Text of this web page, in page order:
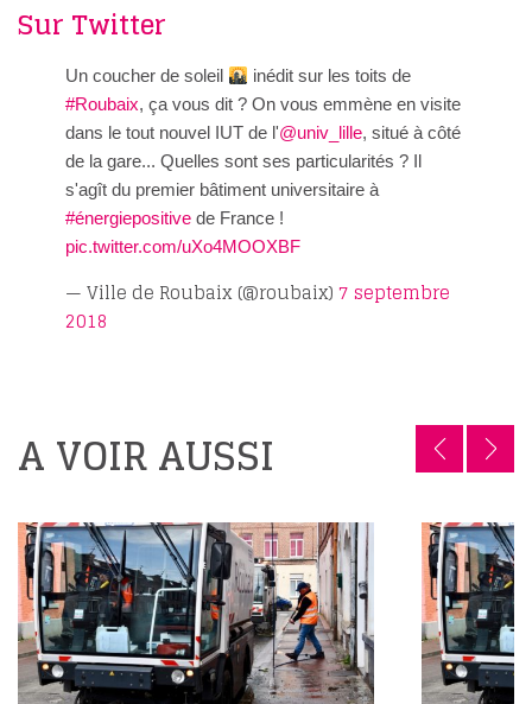
Sur Twitter
Un coucher de soleil
inédit sur les toits de
#Roubaix, ça vous dit ? On vous emmène en visite
dans le tout nouvel IUT de l'@univ_lille, situé à côté
de la gare... Quelles sont ses particularités ? Il
s'agît du premier bâtiment universitaire à
#énergiepositive de France !
pic.twitter.com/uXo4MOOXBF
— Ville de Roubaix (@roubaix)7 septembre
2018
A VOIR AUSSI